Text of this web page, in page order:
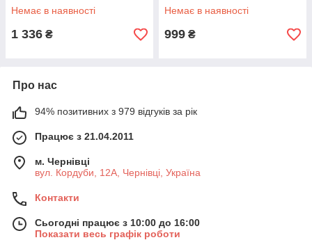
Немає в наявності
1 336 ₴
Немає в наявності
999 ₴
Про нас
94% позитивних з 979 відгуків за рік
Працює з 21.04.2011
м. Чернівці
вул. Кордуби, 12А, Чернівці, Україна
Контакти
Сьогодні працює з 10:00 до 16:00
Показати весь графік роботи